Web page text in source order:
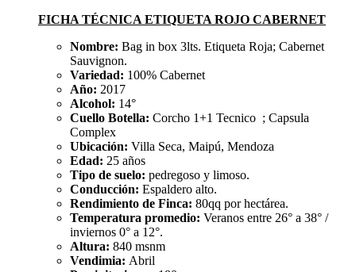
FICHA TÉCNICA ETIQUETA ROJO CABERNET
Nombre: Bag in box 3lts. Etiqueta Roja; Cabernet
Sauvignon.
Variedad: 100% Cabernet
Año: 2017
Alcohol: 14°
Cuello Botella: Corcho 1+1 Tecnico ; Capsula
Complex
Ubicación: Villa Seca, Maipú, Mendoza
Edad: 25 años
Tipo de suelo: pedregoso y limoso.
Conducción: Espaldero alto.
Rendimiento de Finca: 80qq por hectárea.
Temperatura promedio: Veranos entre 26° a 38° /
inviernos 0° a 12°.
Altura: 840 msnm
Vendimia: Abril